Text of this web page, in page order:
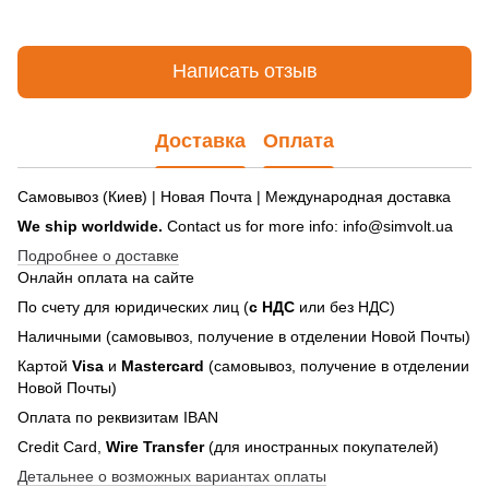
Написать отзыв
Доставка Оплата
Самовывоз (Киев) | Новая Почта | Международная доставка
We ship worldwide. Contact us for more info: info@simvolt.ua
Подробнее о доставке
Онлайн оплата на сайте
По счету для юридических лиц (с НДС или без НДС)
Наличными (самовывоз, получение в отделении Новой Почты)
Картой Visa и Mastercard (самовывоз, получение в отделении
Новой Почты)
Оплата по реквизитам IBAN
Credit Card, Wire Transfer(для иностранных покупателей)
Детальнее о возможных вариантах оплаты